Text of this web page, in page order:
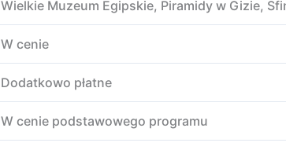
Wielkie Muzeum Egipskie, Piramidy w Gizie,
W cenie
Dodatkowo płatne
W cenie podstawowego programu